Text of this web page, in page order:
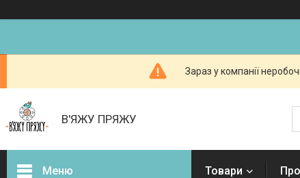
Зараз у компанії
В'ЯЖУ ПРЯЖУ
Меню Товари